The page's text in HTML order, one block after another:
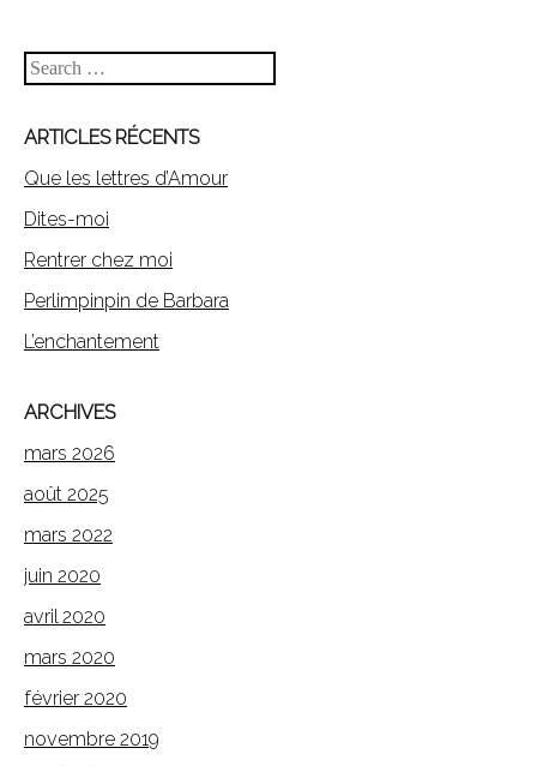
Search
ARTICLES RÉCENTS
Que les lettres d’Amour
Dites-moi
Rentrer chez moi
Perlimpinpin de Barbara
L’enchantement
ARCHIVES
mars 2026
août 2025
mars 2022
juin 2020
avril 2020
mars 2020
février 2020
novembre 2019